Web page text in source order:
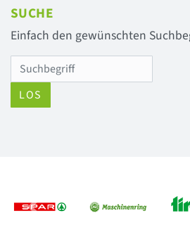
SUCHE
Einfach den gewünschten
LOS
Previous